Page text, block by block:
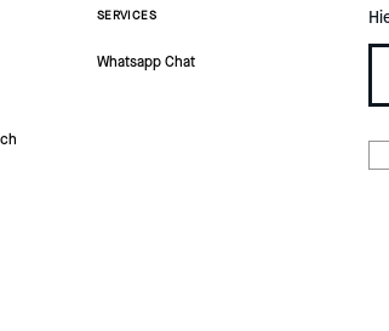
SERVICES
Whatsapp Chat